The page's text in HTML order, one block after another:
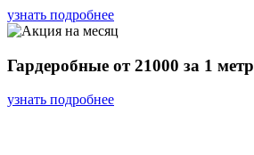
узнать подробнее
Гардеробные от 21000 за 1 метр
узнать подробнее